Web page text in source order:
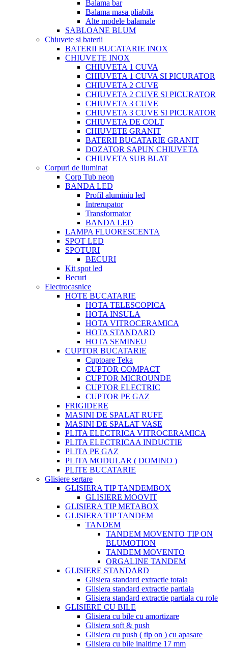
Balama bar
Balama masa pliabila
Alte modele balamale
SABLOANE BLUM
Chiuvete si baterii
BATERII BUCATARIE INOX
CHIUVETE INOX
CHIUVETA 1 CUVA
CHIUVETA 1 CUVA SI PICURATOR
CHIUVETA 2 CUVE
CHIUVETA 2 CUVE SI PICURATOR
CHIUVETA 3 CUVE
CHIUVETA 3 CUVE SI PICURATOR
CHIUVETA DE COLT
CHIUVETE GRANIT
BATERII BUCATARIE GRANIT
DOZATOR SAPUN CHIUVETA
CHIUVETA SUB BLAT
Corpuri de iluminat
Corp Tub neon
BANDA LED
Profil aluminiu led
Intrerupator
Transformator
BANDA LED
LAMPA FLUORESCENTA
SPOT LED
SPOTURI
BECURI
Kit spot led
Becuri
Electrocasnice
HOTE BUCATARIE
HOTA TELESCOPICA
HOTA INSULA
HOTA VITROCERAMICA
HOTA STANDARD
HOTA SEMINEU
CUPTOR BUCATARIE
Cuptoare Teka
CUPTOR COMPACT
CUPTOR MICROUNDE
CUPTOR ELECTRIC
CUPTOR PE GAZ
FRIGIDERE
MASINI DE SPALAT RUFE
MASINI DE SPALAT VASE
PLITA ELECTRICA VITROCERAMICA
PLITA ELECTRICAA INDUCTIE
PLITA PE GAZ
PLITA MODULAR ( DOMINO )
PLITE BUCATARIE
Glisiere sertare
GLISIERA TIP TANDEMBOX
GLISIERE MOOVIT
GLISIERA TIP METABOX
GLISIERA TIP TANDEM
TANDEM
TANDEM MOVENTO TIP ON
BLUMOTION
TANDEM MOVENTO
ORGALINE TANDEM
GLISIERE STANDARD
Glisiera standard extractie totala
Glisiera standard extractie partiala
Glisiera standard extractie partiala cu role
GLISIERE CU BILE
Glisiera cu bile cu amortizare
Glisiera soft & push
Glisiera cu push ( tip on ) cu apasare
Glisiera cu bile inaltime 17 mm